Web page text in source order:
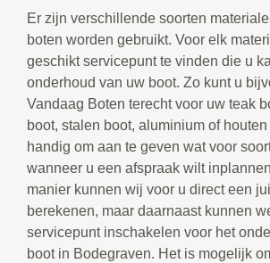
Er zijn verschillende soorten
boten worden gebruikt. Voor elk
geschikt servicepunt te vinden die u
onderhoud van uw boot. Zo kunt u
Vandaag Boten terecht voor uw teak
boot, stalen boot, aluminium of
handig om aan te geven wat voor
wanneer u een afspraak wilt
manier kunnen wij voor u direct een
berekenen, maar daarnaast kunnen
servicepunt inschakelen voor het
boot in Bodegraven. Het is mogelijk